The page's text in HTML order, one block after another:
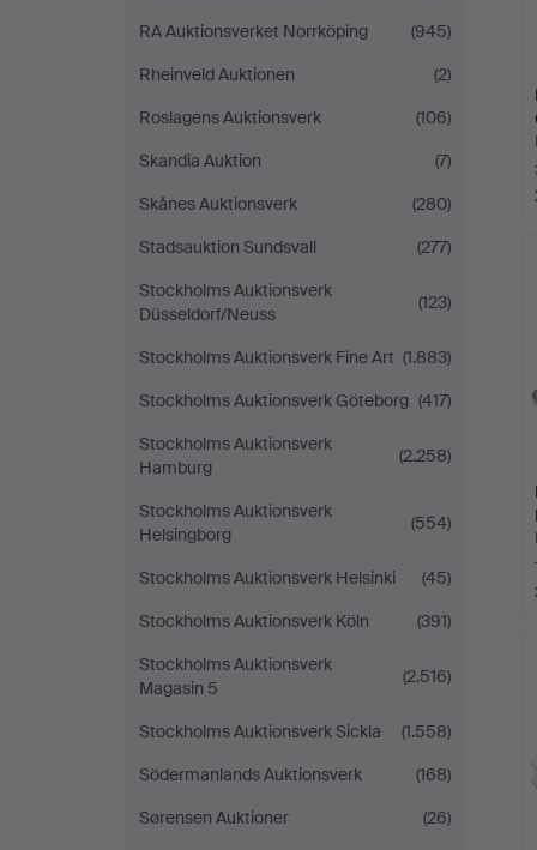
RA Auktionsverket Norrköping
(945)
Rheinveld Auktionen
(2)
Roslagens Auktionsverk
(106)
Skandia Auktion
(7)
Skånes Auktionsverk
(280)
Stadsauktion Sundsvall
(277)
Stockholms Auktionsverk
Düsseldorf/Neuss
(123)
Stockholms Auktionsverk Fine Art (1.883)
Stockholms Auktionsverk Göteborg (417)
Stockholms Auktionsverk
Hamburg
(2.258)
Stockholms Auktionsverk
Helsingborg
(554)
Stockholms Auktionsverk Helsinki
(45)
Stockholms Auktionsverk Köln
(391)
Stockholms Auktionsverk
Magasin 5
(2.516)
Stockholms Auktionsverk Sickla
(1.558)
Södermanlands Auktionsverk
(168)
Sørensen Auktioner
(26)